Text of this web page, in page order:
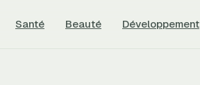
Santé Beauté Développement